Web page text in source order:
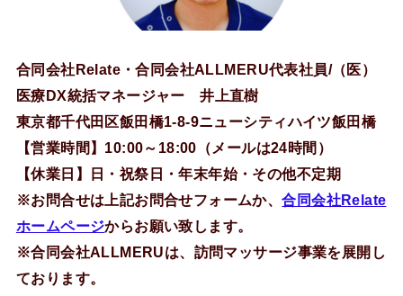
合同会社Relate・合同会社ALLMERU代表社員/（医）
医療DX統括マネージャー 井上直樹
東京都千代田区飯田橋1-8-9ニューシティハイツ飯田橋
【営業時間】10:00～18:00（メールは24時間）
【休業日】日・祝祭日・年末年始・その他不定期
※お問合せは上記お問合せフォームか、合同会社Relate
ホームページからお願い致します。
※合同会社ALLMERUは、訪問マッサージ事業を展開し
ております。